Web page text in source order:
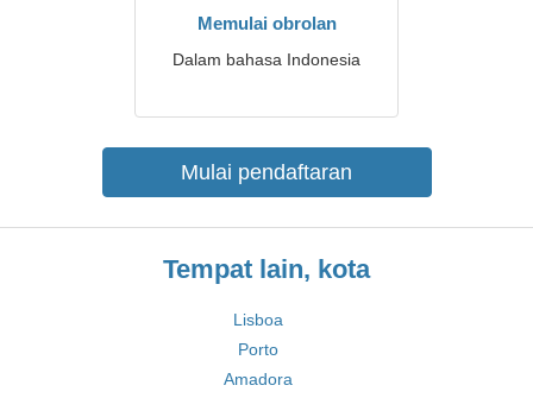
Memulai obrolan
Dalam bahasa Indonesia
Mulai pendaftaran
Tempat lain, kota
Lisboa
Porto
Amadora